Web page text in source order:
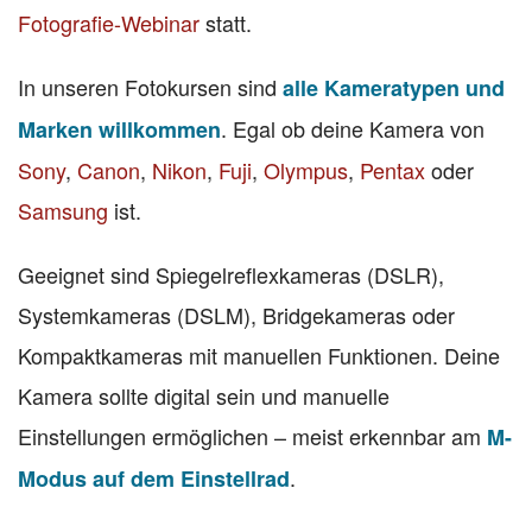
Fotografie-Webinarstatt.
In unseren Fotokursen sind alle Kameratypen und
Marken willkommen. Egal ob deine Kamera von
Sony, Canon, Nikon, Fuji, Olympus, Pentaxoder
Samsung ist.
Geeignet sind Spiegelreflexkameras (DSLR),
Systemkameras (DSLM), Bridgekameras oder
Kompaktkameras mit manuellen Funktionen. Deine
Kamera sollte digital sein und manuelle
Einstellungen ermöglichen – meist erkennbar am M-
Modus auf dem Einstellrad.